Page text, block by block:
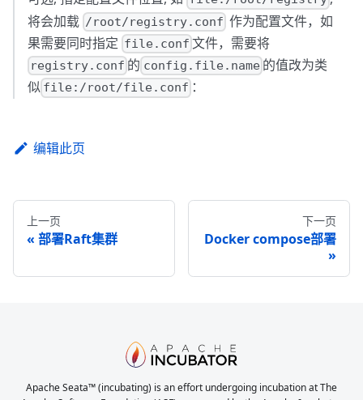
将会加载 /root/registry.conf 作为配置文件，如
果需要同时指定 file.conf 文件，需要将
registry.conf 的 config.file.name 的值改为类
似 file:/root/file.conf ：
编辑此页
上一页
部署Raft集群
下一页
Docker compose部署
Apache Seata™ (incubating) is an effort undergoing incubation at The